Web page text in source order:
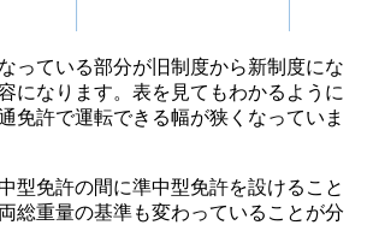
っている部分が旧制度から新制度にな
になります。表を見てもわかるように
免許で運転できる幅が狭くなっていま
型免許の間に準中型免許を設けること
総重量の基準も変わっていることが分